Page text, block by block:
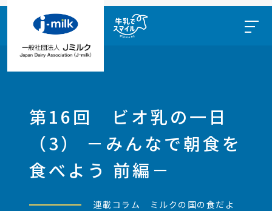
第16回 ビオ乳の一日
（3） －みんなで朝食を
食べよう 前編－
連載コラム ミルクの国の食だよ